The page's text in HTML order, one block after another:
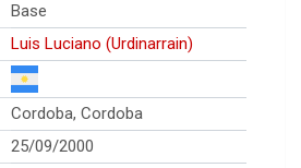
Base
Luis Luciano (Urdinarrain)
Cordoba, Cordoba
25/09/2000